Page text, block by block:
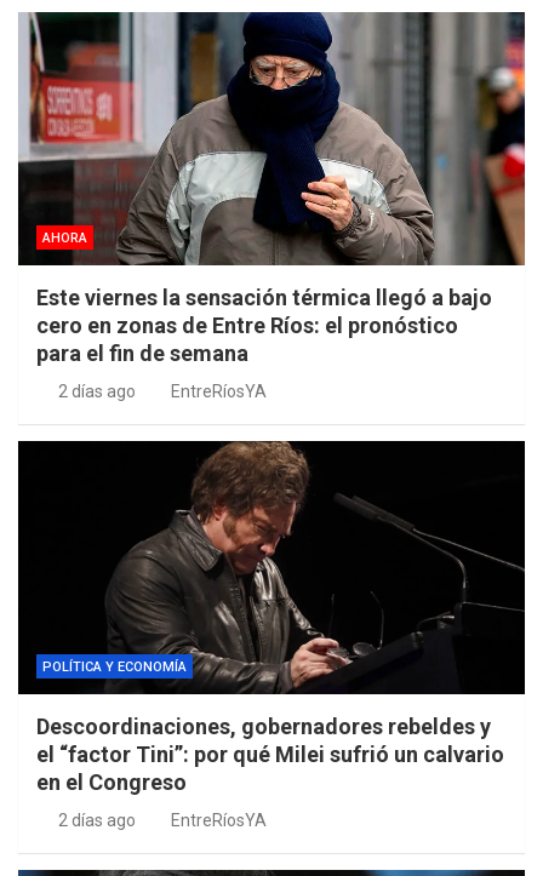
AHORA
Este viernes la sensación térmica llegó a bajo
cero en zonas de Entre Ríos: el pronóstico
para el fin de semana
2 días ago EntreRíosYA
POLÍTICA Y ECONOMÍA
Descoordinaciones, gobernadores rebeldes y
el “factor Tini”: por qué Milei sufrió un calvario
en el Congreso
2 días ago EntreRíosYA